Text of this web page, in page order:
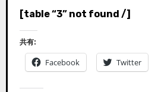
[table “3” not found /]
共有:
Facebook Twitter